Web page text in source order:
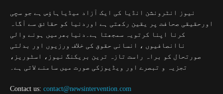
نیوز انٹرونشن انڈیا کی ایک آزاد میڈیاہاؤس ہے جو سچی
اورحقیقی صحافت پر یقین رکھتی ہے اوردنیا کو حقائق سے آگاہ
کرنا اپنا کرتویہ سمجھتا ہے۔دنیابھرمیں ہونے والی
ناانصافیوں ، انسانی حقوق کی خلاف ورزیوں اور بدلتی
صورتحال کو براہ راست تازہ ترین بریکنگ نیوز، اسٹوریز،
تجزیہ و تبصرے اور ویڈیوزکی صورت میں سامنے لاتی ہے۔
Contact us: contact@newsintervention.com